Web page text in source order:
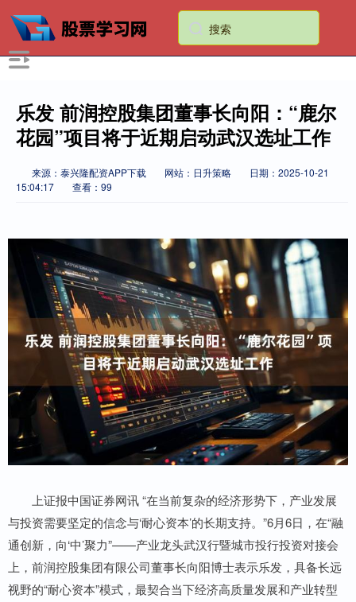
乐发 前润控股集团董事长向阳：“鹿尔
花园”项目将于近期启动武汉选址工作
来源：泰兴隆配资APP下载 网站：日升策略
日期：2025-10-21
15:04:17
查看：99
上证报中国证券网讯 “在当前复杂的经济形势下，产业发展
与投资需要坚定的信念与‘耐心资本’的长期支持。”6月6日，在“融
通创新，向‘中’聚力”——产业龙头武汉行暨城市投行投资对接会
上，前润控股集团有限公司董事长向阳博士表示乐发，具备长远
视野的“耐心资本”模式，最契合当下经济高质量发展和产业转型